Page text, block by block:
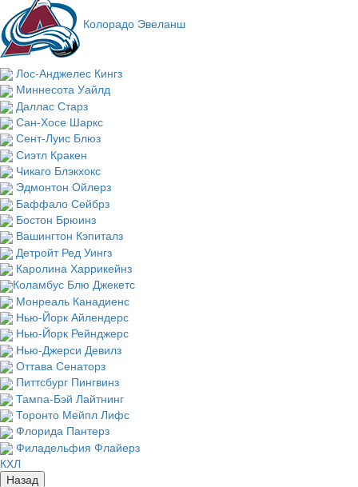
Колорадо Эвеланш
Лос-Анджелес Кингз
Миннесота Уайлд
Даллас Старз
Сан-Хосе Шаркс
Сент-Луис Блюз
Сиэтл Кракен
Чикаго Блэкхокс
Эдмонтон Ойлерз
Баффало Сейбрз
Бостон Брюинз
Вашингтон Кэпиталз
Детройт Ред Уингз
Каролина Харрикейнз
Коламбус Блю Джекетс
Монреаль Канадиенс
Нью-Йорк Айлендерс
Нью-Йорк Рейнджерс
Нью-Джерси Девилз
Оттава Сенаторз
Питтсбург Пингвинз
Тампа-Бэй Лайтнинг
Торонто Мейпл Лифс
Флорида Пантерз
Филадельфия Флайерз
КХЛ
Назад